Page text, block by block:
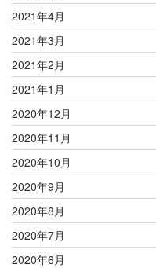
2021年4月
2021年3月
2021年2月
2021年1月
2020年12月
2020年11月
2020年10月
2020年9月
2020年8月
2020年7月
2020年6月